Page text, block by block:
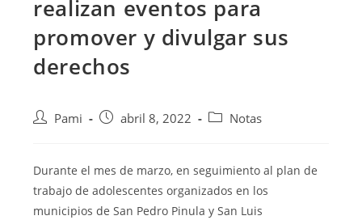
realizan eventos para
promover y divulgar sus
derechos
Pami abril 8, 2022 Notas
Durante el mes de marzo, en seguimiento al plan de
trabajo de adolescentes organizados en los
municipios de San Pedro Pinula y San Luis